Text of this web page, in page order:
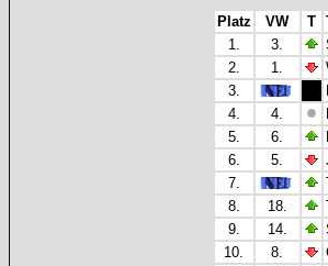
Platz VW T
1.
3.
2.
1.
3.
4.
4.
5.
6.
6.
5.
7.
8.
18.
9.
14.
10.
8.